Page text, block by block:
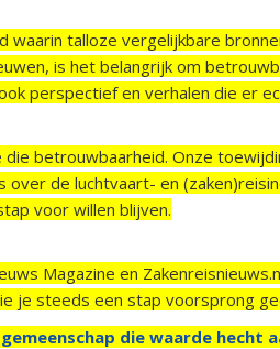
waarin talloze vergelijkbare
is het belangrijk om
perspectief en verhalen die er
betrouwbaarheid. Onze
over de luchtvaart- en
voor willen blijven.
Magazine en
je steeds een stap voorsprong
die waarde hecht